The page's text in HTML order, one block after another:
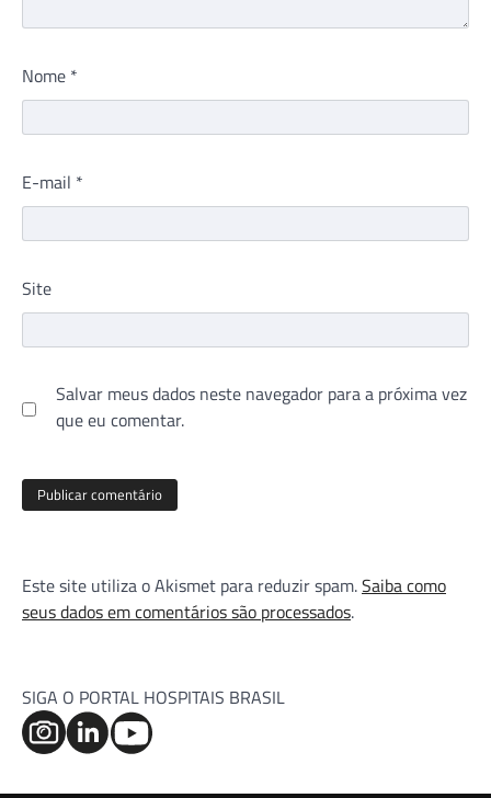
Nome *
E-mail *
Site
Salvar meus dados neste navegador para a próxima vez
que eu comentar.
Este site utiliza o Akismet para reduzir spam.Saiba como
seus dados em comentários são processados.
SIGA O PORTAL HOSPITAIS BRASIL